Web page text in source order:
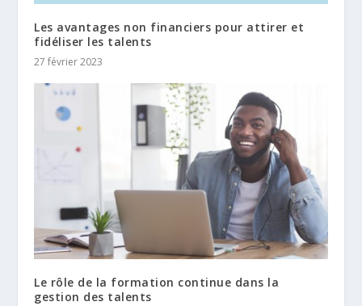
Les avantages non financiers pour attirer et
fidéliser les talents
27 février 2023
Le rôle de la formation continue dans la
gestion des talents